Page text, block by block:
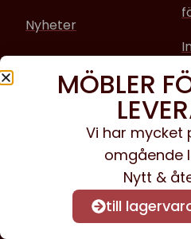
Nyheter
Sociala media
Facebook
Instagram
MÖBLER
Vi har mycket
omgående
Nytt &
till